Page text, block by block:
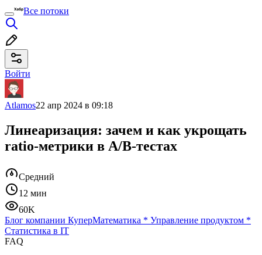
Все потоки
Войти
Atlamos22 апр 2024 в 09:18
Линеаризация: зачем и как укрощать
ratio-метрики в A/B-тестах
Средний
12 мин
60K
Блог компании КуперМатематика * Управление продуктом *
Статистика в IT
FAQ